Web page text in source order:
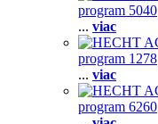
program 5040
... viac
program 1278
... viac
program 6260